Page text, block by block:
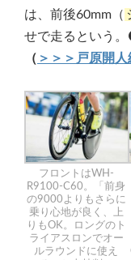
は、前後60mm（
せで走るという。
（ ＞＞＞戸原開人
フロントはWH-
R9100-C60。「前身
の9000よりもさらに
乗り心地が良く、上
りもOK。ロングのト
ライアスロンでオー
ルラウンドに使え